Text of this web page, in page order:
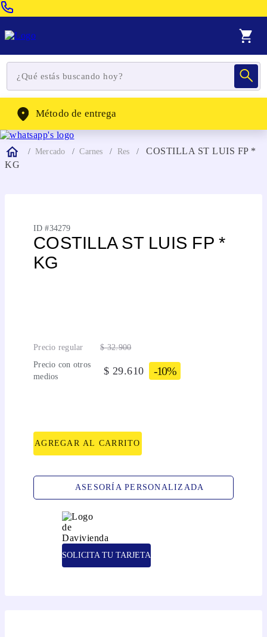
WhatsApp: (302) 262-4104
Método de entrega
Mercado Carnes Res
COSTILLA ST LUIS FP *
KG
ID #34279
COSTILLA ST LUIS FP *
KG
Precio regular $ 32.900
Precio con otros
medios
$ 29.610 -10%
AGREGAR AL CARRITO
ASESORÍA PERSONALIZADA
SOLICITA TU TARJETA